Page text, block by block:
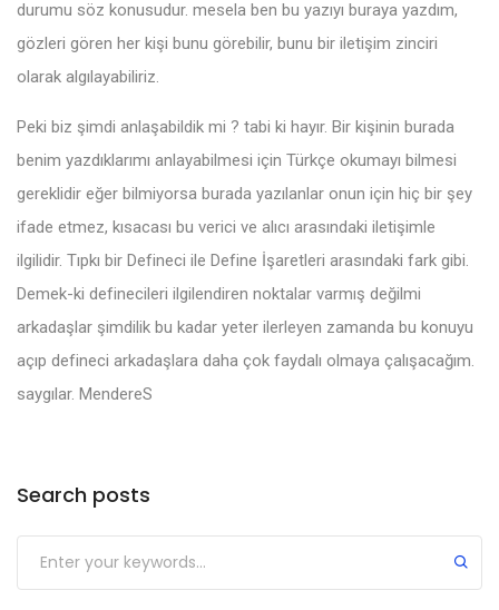
durumu söz konusudur. mesela ben bu yazıyı buraya yazdım,
gözleri gören her kişi bunu görebilir, bunu bir iletişim zinciri
olarak algılayabiliriz.
Peki biz şimdi anlaşabildik mi ? tabi ki hayır. Bir kişinin burada
benim yazdıklarımı anlayabilmesi için Türkçe okumayı bilmesi
gereklidir eğer bilmiyorsa burada yazılanlar onun için hiç bir şey
ifade etmez, kısacası bu verici ve alıcı arasındaki iletişimle
ilgilidir. Tıpkı bir Defineci ile Define İşaretleri arasındaki fark gibi.
Demek-ki definecileri ilgilendiren noktalar varmış değilmi
arkadaşlar şimdilik bu kadar yeter ilerleyen zamanda bu konuyu
açıp defineci arkadaşlara daha çok faydalı olmaya çalışacağım.
saygılar. MendereS
Search posts